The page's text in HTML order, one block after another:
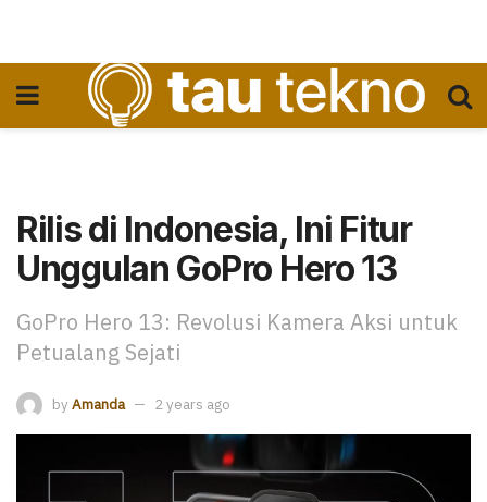
Rilis di Indonesia, Ini Fitur
Unggulan GoPro Hero 13
GoPro Hero 13: Revolusi Kamera Aksi untuk
Petualang Sejati
by Amanda 2 years ago